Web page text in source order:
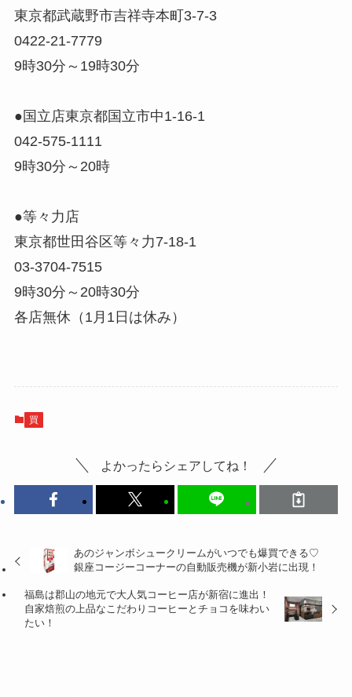
東京都武蔵野市吉祥寺本町3-7-3
0422-21-7779
9時30分～19時30分
●国立店東京都国立市中1-16-1
042-575-1111
9時30分～20時
●等々力店
東京都世田谷区等々力7-18-1
03-3704-7515
9時30分～20時30分
各店無休（1月1日は休み）
買
よかったらシェアしてね！
あのジャンボシュークリームがいつでも爆買できる♡
銀座コージーコーナーの自動販売機が新小岩に出現！
福島は郡山の地元で大人気コーヒー店が新宿に進出！
自家焙煎の上品なこだわりコーヒーとチョコを味わい
たい！